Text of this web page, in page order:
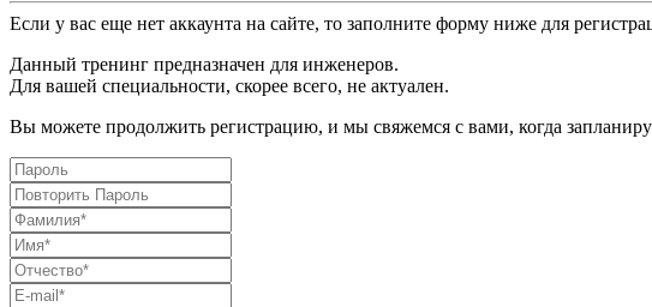
Если у вас еще нет аккаунта на сайте, то заполните форму ниже для
Данный тренинг предназначен для инженеров.
Для вашей специальности, скорее всего, не актуален.
Вы можете продолжить регистрацию, и мы свяжемся с вами, когда